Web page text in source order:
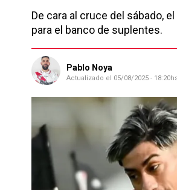
De cara al cruce del sábado,
para el banco de suplentes.
Pablo Noya
Actualizado el 05/08/2025 -